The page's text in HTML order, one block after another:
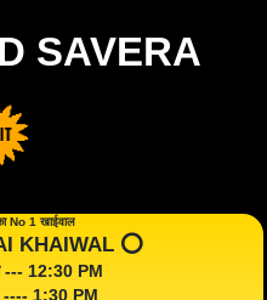
SAVERA
No 1 खाईवाल
KHAIWAL ⭕️
--- 12:30 PM
---- 1:30 PM